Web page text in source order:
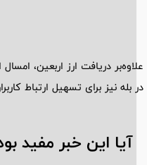
علاوه‌بر دریافت ارز اربعین، امسال
در بله نیز برای تسهیل ارتباط
آیا این خبر مفید